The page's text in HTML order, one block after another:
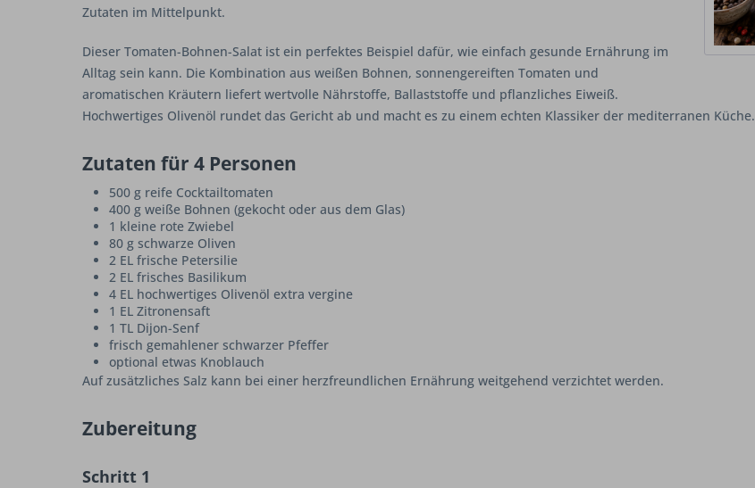
Zutaten im Mittelpunkt.
Dieser Tomaten-Bohnen-Salat ist ein perfektes Beispiel dafür, wie einfach gesunde Ernährung im
Alltag sein kann. Die Kombination aus weißen Bohnen, sonnengereiften Tomaten und
aromatischen Kräutern liefert wertvolle Nährstoffe, Ballaststoffe und pflanzliches Eiweiß.
Hochwertiges Olivenöl rundet das Gericht ab und macht es zu einem echten Klassiker der mediterranen Küche.
Zutaten für 4 Personen
500 g reife Cocktailtomaten
400 g weiße Bohnen (gekocht oder aus dem Glas)
1 kleine rote Zwiebel
80 g schwarze Oliven
2 EL frische Petersilie
2 EL frisches Basilikum
4 EL hochwertiges Olivenöl extra vergine
1 EL Zitronensaft
1 TL Dijon-Senf
frisch gemahlener schwarzer Pfeffer
optional etwas Knoblauch
Auf zusätzliches Salz kann bei einer herzfreundlichen Ernährung weitgehend verzichtet werden.
Zubereitung
Schritt 1